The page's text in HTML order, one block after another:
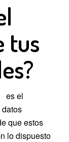
tus
es el
que estos
lo dispuesto